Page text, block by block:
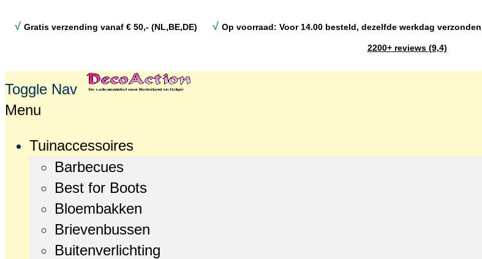
√ Gratis verzending vanaf € 50,- (NL,BE,DE) √ Op voorraad: Voor 14.00 besteld, dezelfde werkdag verzonden
2200+ reviews (9,4)
Toggle Nav
Menu
Tuinaccessoires
Barbecues
Best for Boots
Bloembakken
Brievenbussen
Buitenverlichting